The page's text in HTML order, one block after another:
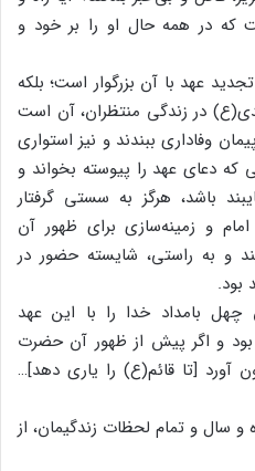
در همه حال او را بر خود و
عهد با آن بزرگوار است؛ بلکه
در زندگی منتظران، آن است
وفاداری ببندند و نیز استواری
که دعای عهد را پیوسته بخواند و
باشد، هرگز به سستی گرفتار
و زمینه‌سازی برای ظهور آن
و به راستی، شایسته حضور در
بود.
بامداد خدا را با این عهد
بود و اگر پیش از ظهور آن حضرت
آورد [تا قائم(ع) را یاری دهد]…
و سال و تمام لحظات زندگیمان، از